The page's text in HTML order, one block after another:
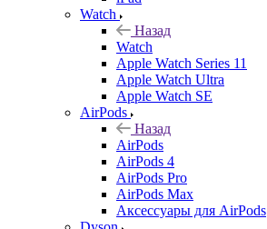
Watch
Назад
Watch
Apple Watch Series 11
Apple Watch Ultra
Apple Watch SE
AirPods
Назад
AirPods
AirPods 4
AirPods Pro
AirPods Max
Аксессуары для AirPods